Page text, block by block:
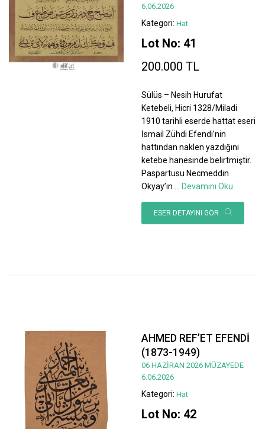
6.06.2026
Kategori: Hat
Lot No: 41
200.000 TL
Sülüs – Nesih Hurufat
Ketebeli, Hicri 1328/Miladi
1910 tarihli eserde hattat eseri
İsmail Zühdi Efendi’nin
hattından naklen yazdığını
ketebe hanesinde belirtmiştir.
Paspartusu Necmeddin
Okyay’ın
Devamını Oku
ESER DETAYINI GÖR
AHMED REF’ET EFENDİ
(1873-1949)
06 HAZİRAN 2026 MÜZAYEDE
6.06.2026
Kategori: Hat
Lot No: 42